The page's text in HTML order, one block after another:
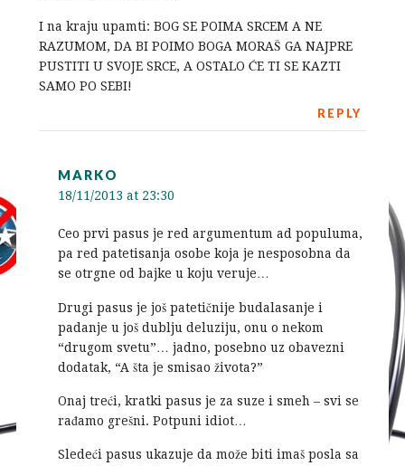
I na kraju upamti: BOG SE POIMA SRCEM A NE
RAZUMOM, DA BI POIMO BOGA MORAŠ GA NAJPRE
PUSTITI U SVOJE SRCE, A OSTALO ĆE TI SE KAZTI
SAMO PO SEBI!
REPLY
MARKO
18/11/2013 at 23:30
Ceo prvi pasus je red argumentum ad populuma,
pa red patetisanja osobe koja je nesposobna da
se otrgne od bajke u koju veruje…
Drugi pasus je još patetičnije budalasanje i
padanje u još dublju deluziju, onu o nekom
“drugom svetu”… jadno, posebno uz obavezni
dodatak, “A šta je smisao života?”
Onaj treći, kratki pasus je za suze i smeh – svi se
rađamo grešni. Potpuni idiot…
Sledeći pasus ukazuje da može biti imaš posla sa